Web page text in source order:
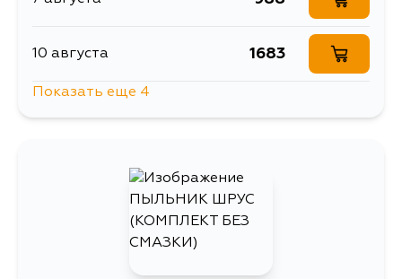
10 августа 1683
1062
988
Показать еще 4